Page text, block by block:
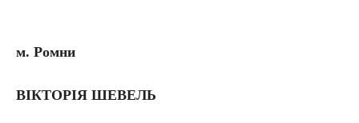
м. Ромни
ВІКТОРІЯ ШЕВЕЛЬ